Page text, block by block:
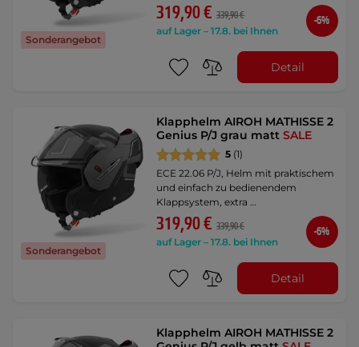
Sonderangebot
319,90 € 339,90 €
auf Lager – 17.8. bei Ihnen
-6%
Detail
Sonderangebot
Klapphelm AIROH MATHISSE 2
Genius P/J grau mattSALE
5 (1)
ECE 22.06 P/J, Helm mit praktischem
und einfach zu bedienendem
Klappsystem, extra …
319,90 € 339,90 €
auf Lager – 17.8. bei Ihnen
-6%
Detail
Klapphelm AIROH MATHISSE 2